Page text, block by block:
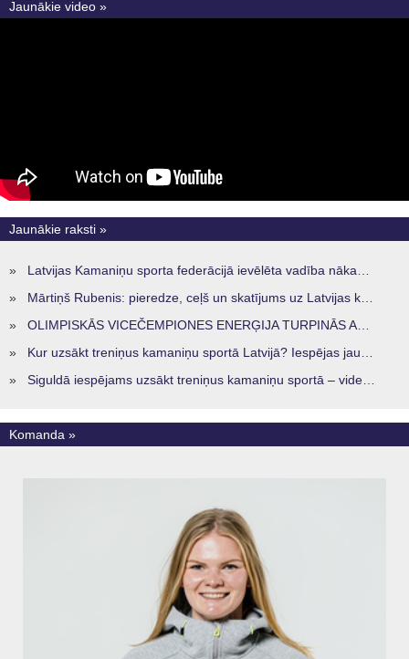
Jaunākie video »
Jaunākie raksti »
» Latvijas Kamaniņu sporta federācijā ievēlēta vadība nākamajam četru gadu termiņam
» Mārtiņš Rubenis: pieredze, ceļš un skatījums uz Latvijas kamaniņu sportu
» OLIMPISKĀS VICEČEMPIONES ENERĢIJA TURPINĀS ARĪ STARPSEZONĀ
» Kur uzsākt treniņus kamaniņu sportā Latvijā? Iespējas jaunajiem sportistiem visos reģionos
» Siguldā iespējams uzsākt treniņus kamaniņu sportā – vide, kur veidojas nākamā sportistu paaudze
Komanda »